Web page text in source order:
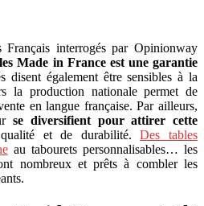
interrogés par Opinionway
Made in France est une garantie
disent également être sensibles à la
la production nationale permet de
en langue française. Par ailleurs,
se diversifient pour attirer cette
et de durabilité.Des tables
au tabourets personnalisables… les
nombreux et prêts à combler les